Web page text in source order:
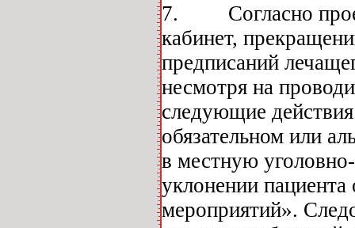
7. Согласно
кабинет,
предписаний
несмотря на
следующие
обязательном или
в местную
уклонении
мероприятий».